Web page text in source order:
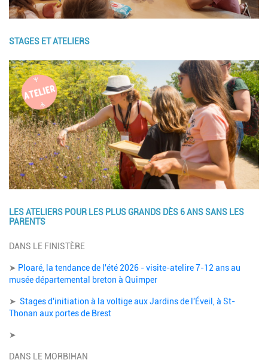
STAGES ET ATELIERS
Image
LES ATELIERS POUR LES PLUS GRANDS DÈS 6 ANS SANS LES
PARENTS
Description
DANS LE FINISTÈRE
➤ Ploaré, la tendance de l'été 2026 - visite-atelire 7-12 ans au
musée départemental breton à Quimper
➤ Stages d'initiation à la voltige aux Jardins de l'Éveil, à St-
Thonan aux portes de Brest
➤
DANS LE MORBIHAN